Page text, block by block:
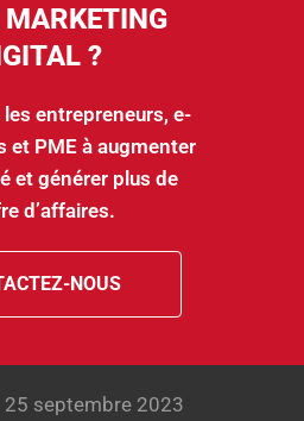
MARKETING
?
entrepreneurs, e-
et PME à augmenter
et générer plus de
d’affaires.
NOUS
25 septembre 2023